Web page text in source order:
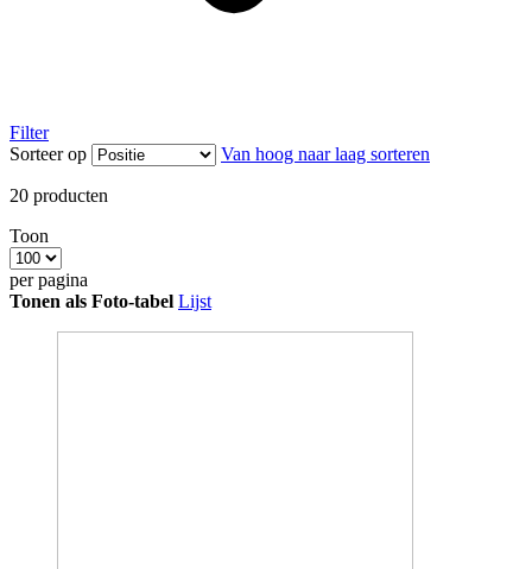
Filter
Sorteer op
Van hoog naar laag sorteren
20 producten
Toon
per pagina
Tonen als Foto-tabel Lijst